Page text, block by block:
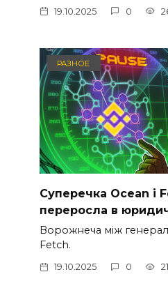
19.10.2025 0
РАЗНОЕ
Суперечка Ocean і
переросла в
Ворожнеча між
Fetch.
19.10.2025 0 21